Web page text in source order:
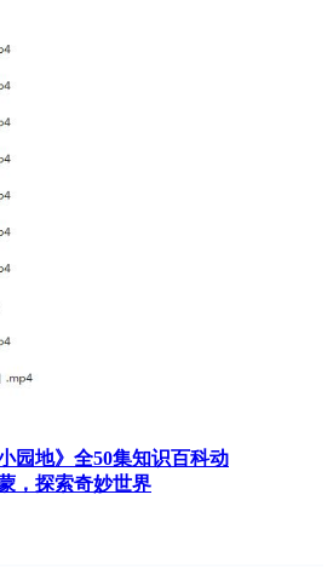
园地》全50集知识百科动
，探索奇妙世界